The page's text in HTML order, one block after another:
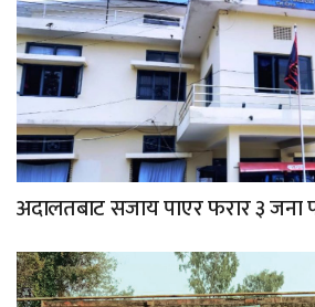
अदालतबाट सजाय पाएर फरार ३ जना